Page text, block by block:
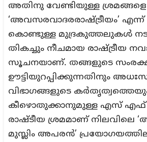
അതിനു വേണ്ടിയുള്ള ശ്രമങ്ങളെ
‘അവസരവാദരരാഷ്ട്രീയം’ എന്ന്
കൊണ്ടുള്ള മുദ്രകുത്തലുകൾ
തികച്ചും നീചമായ രാഷ്ട്രീയ
സൂചനയാണ്. തങ്ങളുടെ
ഊട്ടിയുറപ്പിക്കുന്നതിനും
വിഭാഗങ്ങളുടെ
കീഴൊതുക്കാനുമുള്ള എസ്
രാഷ്‌ടീയ ശ്രമമാണ് നിലവിലെ
മുസ്ലിം അപരൻ’